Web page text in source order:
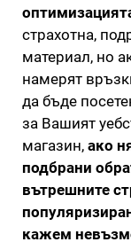
страхотна,
материал, но
намерят
да бъде
за Вашият
магазин, ако
подбрани
вътрешните
кажем